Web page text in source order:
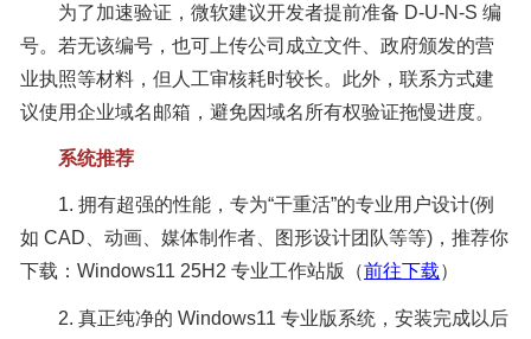
为了加速验证，微软建议开发者提前准备 D-U-N-S 编
号。若无该编号，也可上传公司成立文件、政府颁发的营
业执照等材料，但人工审核耗时较长。此外，联系方式建
议使用企业域名邮箱，避免因域名所有权验证拖慢进度。
系统推荐
1. 拥有超强的性能，专为“干重活”的专业用户设计(例
如 CAD、动画、媒体制作者、图形设计团队等等)，推荐你
下载：Windows11 25H2 专业工作站版（前往下载）
2. 真正纯净的 Windows11 专业版系统，安装完成以后